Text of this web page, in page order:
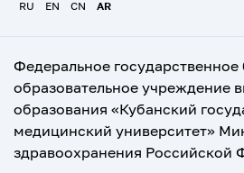
RU EN CN AR
Федеральное
образовательное учреждение
образования «Кубанский
медицинский университет»
здравоохранения Российской